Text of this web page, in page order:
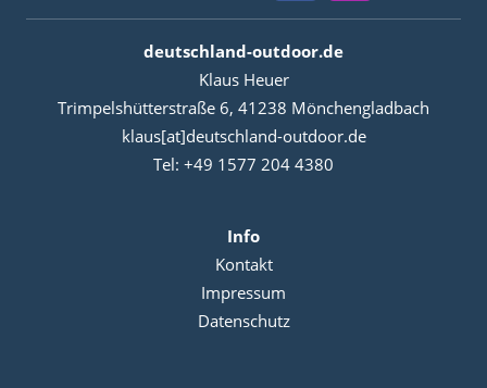
deutschland-outdoor.de
Klaus Heuer
Trimpelshütterstraße 6, 41238 Mönchengladbach
klaus[at]deutschland-outdoor.de
Tel: +49 1577 204 4380
Info
Kontakt
Impressum
Datenschutz